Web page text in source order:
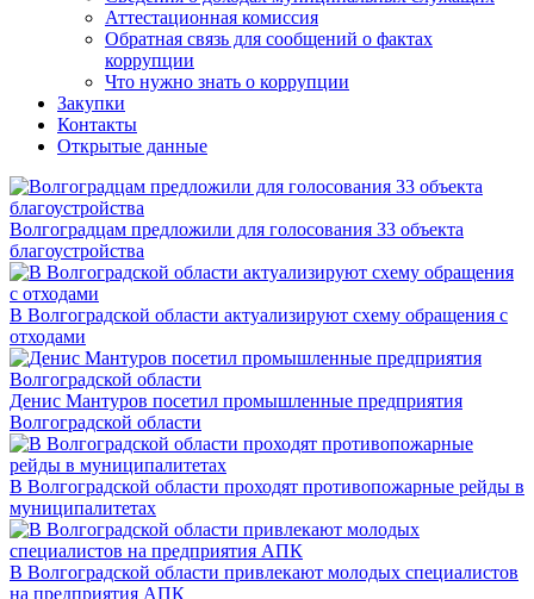
Аттестационная комиссия
Обратная связь для сообщений о фактах
коррупции
Что нужно знать о коррупции
Закупки
Контакты
Открытые данные
Волгоградцам предложили для голосования 33 объекта
благоустройства
В Волгоградской области актуализируют схему обращения с
отходами
Денис Мантуров посетил промышленные предприятия
Волгоградской области
В Волгоградской области проходят противопожарные рейды в
муниципалитетах
В Волгоградской области привлекают молодых специалистов
на предприятия АПК